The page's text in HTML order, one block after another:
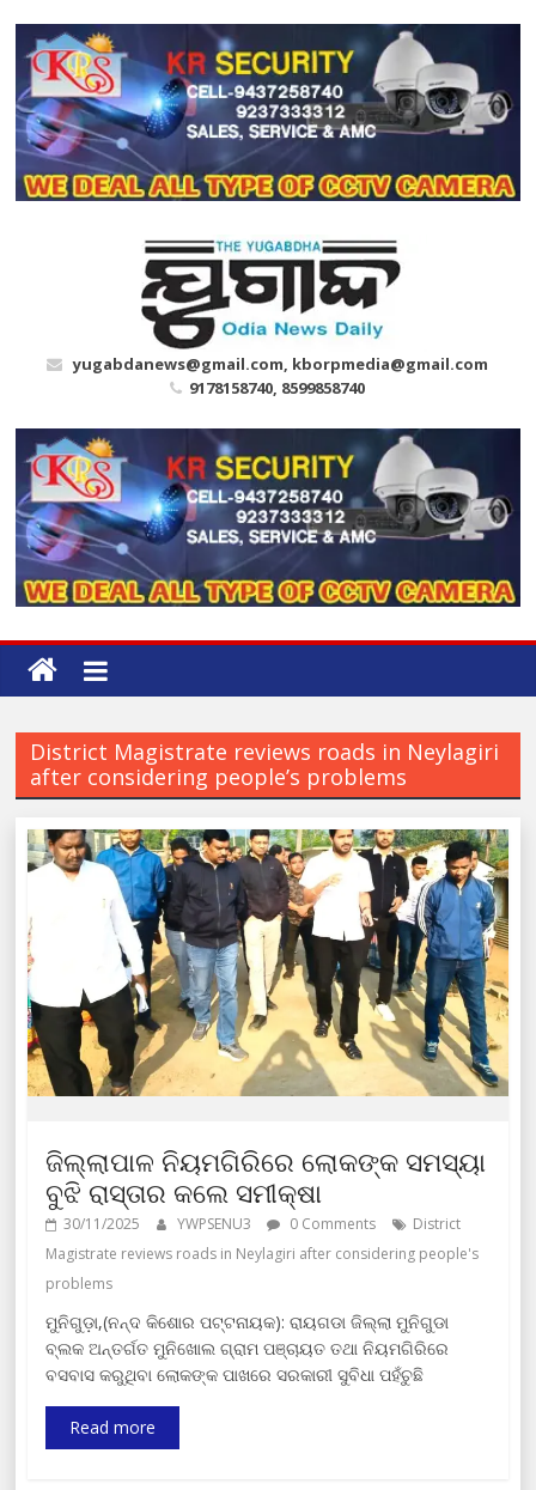
content
yugabdanews@gmail.com, kborpmedia@gmail.com
9178158740, 8599858740
District Magistrate reviews roads in Neylagiri
after considering people’s problems
ଜିଲ୍ଲାପାଳ ନିୟମଗିରିରେ ଲୋକଙ୍କ ସମସ୍ୟା
ବୁଝି ରାସ୍ତାର କଲେ ସମୀକ୍ଷା
30/11/2025 YWPSENU3 0 Comments
District
Magistrate reviews roads in Neylagiri after considering people's
problems
ମୁନିଗୁଡ଼ା,(ନନ୍ଦ କିଶୋର ପଟ୍ଟନାୟକ): ରାୟଗଡା ଜିଲ୍ଲା ମୁନିଗୁଡା
ବ୍ଲକ ଅନ୍ତର୍ଗତ ମୁନିଖୋଲ ଗ୍ରାମ ପଞ୍ଚାୟତ ତଥା ନିୟମଗିରିରେ
ବସବାସ କରୁଥିବା ଲୋକଙ୍କ ପାଖରେ ସରକାରୀ ସୁବିଧା ପହଁଚୁଛି
Read more